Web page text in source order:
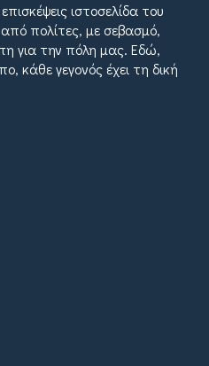
ιστοσελίδα του
πολίτες, με σεβασμό,
για την πόλη μας. Εδώ,
κάθε γεγονός έχει τη δική